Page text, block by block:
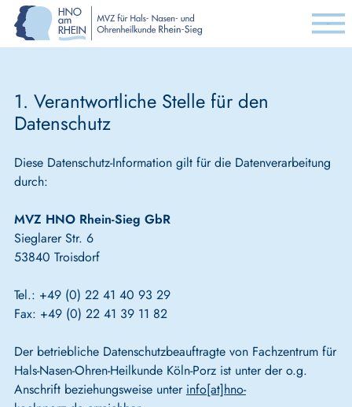
1. Verantwortliche Stelle für den
Datenschutz
Diese Datenschutz-Information gilt für die Datenverarbeitung
durch:
MVZ HNO Rhein-Sieg GbR
Sieglarer Str. 6
53840 Troisdorf
Tel.: +49 (0) 22 41 40 93 29
Fax: +49 (0) 22 41 39 11 82
Der betriebliche Datenschutzbeauftragte von Fachzentrum für
Hals-Nasen-Ohren-Heilkunde Köln-Porz ist unter der o.g.
Anschrift beziehungsweise unter info[at]hno-